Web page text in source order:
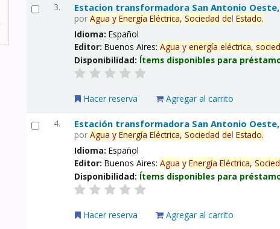
3. Estacion transformadora San Antonio
porAgua y Energía Eléctrica, Sociedad delEstado.
Idioma:Español
Editor:Buenos Aires:Agua y energía eléctrica,
Disponibilidad: Ítems disponibles para
Hacer reserva Agregar al carrito
4. Estación transformadora San Antonio
porAgua y Energía Eléctrica, Sociedad delEstado.
Idioma:Español
Editor:Buenos Aires:Agua y Energía Eléctrica,
Disponibilidad: Ítems disponibles para
Hacer reserva Agregar al carrito